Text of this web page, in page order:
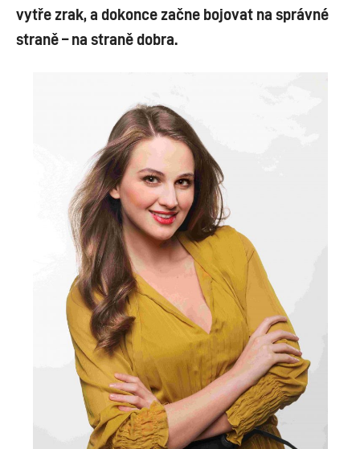
vytře zrak, a dokonce začne bojovat na správné
straně – na straně dobra.